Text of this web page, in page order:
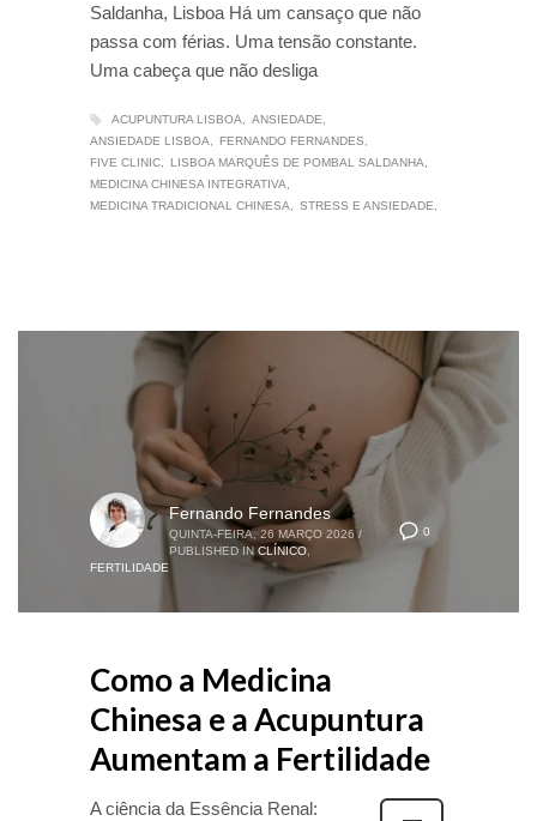
Saldanha, Lisboa Há um cansaço que não
passa com férias. Uma tensão constante.
Uma cabeça que não desliga
ACUPUNTURA LISBOA
ANSIEDADE
ANSIEDADE LISBOA
FERNANDO FERNANDES
FIVE CLINIC
LISBOA MARQUÊS DE POMBAL SALDANHA
MEDICINA CHINESA INTEGRATIVA
MEDICINA TRADICIONAL CHINESA
STRESS E ANSIEDADE
0
Fernando Fernandes
QUINTA-FEIRA, 26 MARÇO 2026 /
PUBLISHED IN CLÍNICO
FERTILIDADE
Como a Medicina
Chinesa e a Acupuntura
Aumentam a Fertilidade
A ciência da Essência Renal: